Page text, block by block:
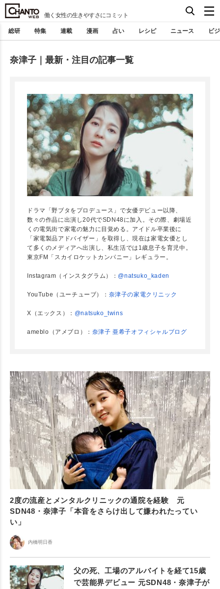
働く女性の生きやすさにコミット
総研 特集 連載 漫画 占い レシピ ニュース ビ
奈津子｜最新・注目の記事一覧
ドラマ「野ブタをプロデュース」で女優デビュー以降、
数々の作品に出演し20代でSDN48に加入。その際、劇場近
くの電気街で家電の魅力に目覚める。アイドル卒業後に
「家電製品アドバイザー」を取得し、現在は家電女優とし
て多くのメディアへ出演し、私生活では1歳息子を育児中。
東京FM「スカイロケットカンパニー」レギュラー。
Instagram（インスタグラム）： @natsuko_kaden
YouTube（ユーチューブ）： 奈津子の家電クリニック
X（エックス）： @natsuko_twins
ameblo（アメブロ）： 奈津子 亜希子オフィシャルブログ
2度の流産とメンタルクリニックの通院を経験 元
SDN48・奈津子「本音をさらけ出して嫌われたってい
い」
内橋明日香
父の死、工場のアルバイトを経て15歳
で芸能界デビュー 元SDN48・奈津子が